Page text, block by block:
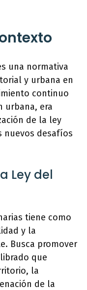
una normativa
y urbana en
continuo
urbana, era
de la ley
nuevos desafíos
Ley del
tiene como
y la
Busca promover
que
la
de la